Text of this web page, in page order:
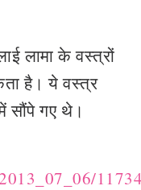
लामा के वस्त्रों
है। ये वस्त्र
सौंपे गए थे।